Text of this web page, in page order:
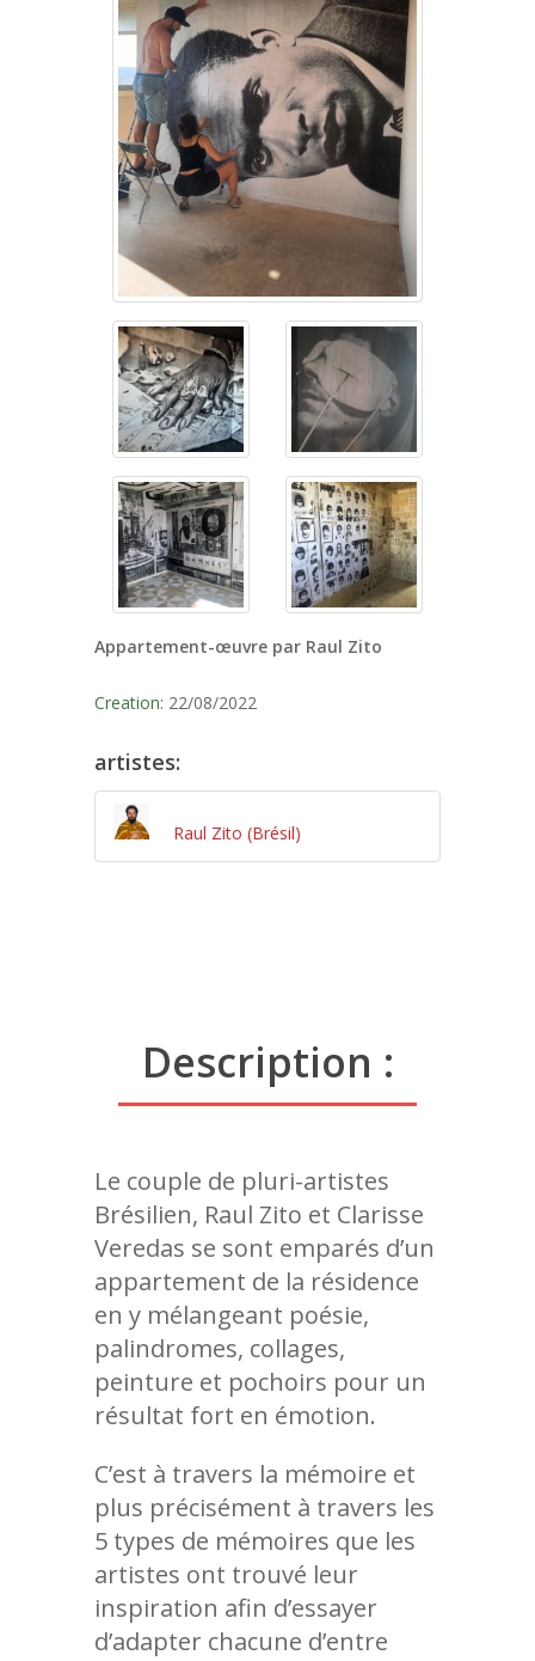
Appartement-œuvre par Raul Zito
Creation: 22/08/2022
artistes:
Raul Zito (Brésil)
Description :
Le couple de pluri-artistes
Brésilien, Raul Zito et Clarisse
Veredas se sont emparés d’un
appartement de la résidence
en y mélangeant poésie,
palindromes, collages,
peinture et pochoirs pour un
résultat fort en émotion.
C’est à travers la mémoire et
plus précisément à travers les
5 types de mémoires que les
artistes ont trouvé leur
inspiration afin d’essayer
d’adapter chacune d’entre